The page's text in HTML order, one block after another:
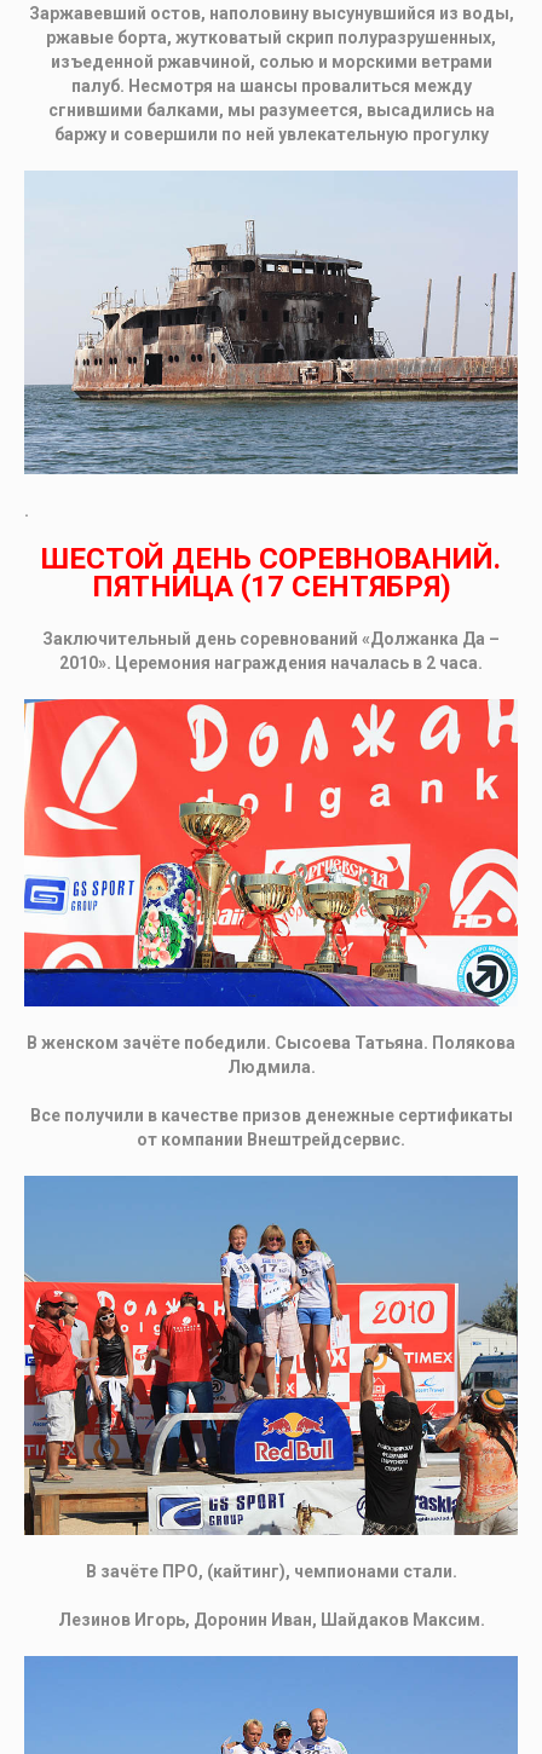
Заржавевший остов, наполовину высунувшийся из воды,
ржавые борта, жутковатый скрип полуразрушенных,
изъеденной ржавчиной, солью и морскими ветрами
палуб. Несмотря на шансы провалиться между
сгнившими балками, мы разумеется, высадились на
баржу и совершили по ней увлекательную прогулку
.
ШЕСТОЙ ДЕНЬ СОРЕВНОВАНИЙ.
ПЯТНИЦА (17 СЕНТЯБРЯ)
Заключительный день соревнований «Должанка Да –
2010». Церемония награждения началась в 2 часа.
В женском зачёте победили. Сысоева Татьяна. Полякова
Людмила.
Все получили в качестве призов денежные сертификаты
от компании Внештрейдсервис.
В зачёте ПРО, (кайтинг), чемпионами стали.
Лезинов Игорь, Доронин Иван, Шайдаков Максим.